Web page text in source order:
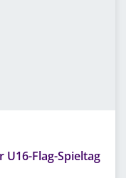
Flag-Spieltag